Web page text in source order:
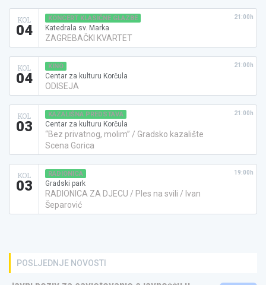
KOL
04
KONCERT KLASIČNE GLAZBE
Katedrala sv. Marka
ZAGREBAČKI KVARTET
21:00h
KOL
04
KINO
Centar za kulturu Korčula
ODISEJA
21:00h
KOL
03
KAZALIŠNA PREDSTAVA
Centar za kulturu Korčula
“Bez privatnog, molim” / Gradsko kazalište
Scena Gorica
21:00h
KOL
03
RADIONICA
Gradski park
RADIONICA ZA DJECU / Ples na svili / Ivan
Šeparović
19:00h
POSLJEDNJE NOVOSTI